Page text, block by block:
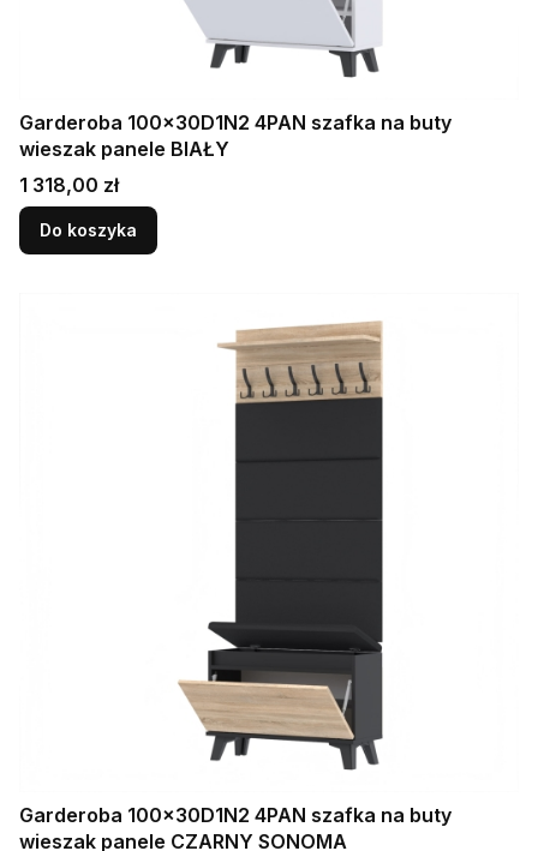
Garderoba 100x30D1N2 4PAN szafka na buty
wieszak panele BIAŁY
Cena
1 318,00 zł
Do koszyka
Garderoba 100x30D1N2 4PAN szafka na buty
wieszak panele CZARNY SONOMA